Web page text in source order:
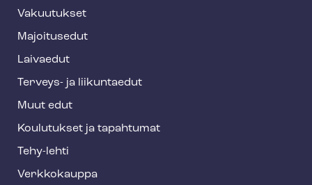
t
e
Vakuutukset
Majoitusedut
Laivaedut
Terveys- ja liikuntaedut
Muut edut
Koulutukset ja tapahtumat
Tehy-lehti
Verkkokauppa